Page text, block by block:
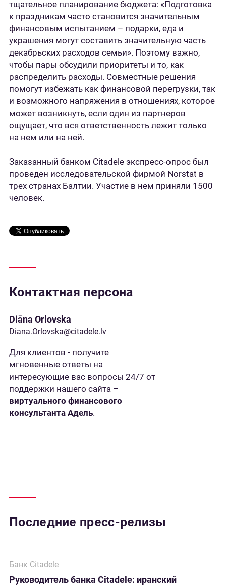
тщательное планирование бюджета: «Подготовка
к праздникам часто становится значительным
финансовым испытанием – подарки, еда и
украшения могут составить значительную часть
декабрьских расходов семьи». Поэтому важно,
чтобы пары обсудили приоритеты и то, как
распределить расходы. Совместные решения
помогут избежать как финансовой перегрузки, так
и возможного напряжения в отношениях, которое
может возникнуть, если один из партнеров
ощущает, что вся ответственность лежит только
на нем или на ней.
Заказанный банком Citadele экспресс-опрос был
проведен исследовательской фирмой Norstat в
трех странах Балтии. Участие в нем приняли 1500
человек.
Контактная персона
Diāna Orlovska
Diana.Orlovska@citadele.lv
Для клиентов - получите
мгновенные ответы на
интересующие вас вопросы 24/7 от
поддержки нашего сайта –
виртуального финансового
консультанта Адель.
Последние пресс-релизы
Банк Citadele
Руководитель банка Citadele: иранский